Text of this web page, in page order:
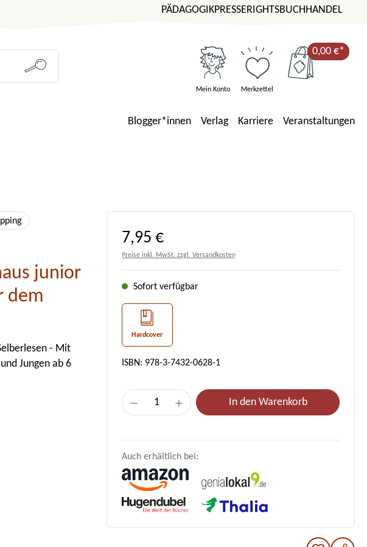
PÄDAGOGIKPRESSERIGHTSBUCHHANDEL
Mein Konto Merkzettel
0,00 €*
Blogger*innen Verlag Karriere Veranstaltungen
junior
dem
- Mit
Jungen ab 6
Regulärer Preis:
7,95 €
Preise inkl. MwSt. zzgl. Versandkosten
Sofort verfügbar
Hardcover
ISBN: 978-3-7432-0628-1
Produkt Anzahl: Gib den gewünschten
In den Warenkorb
Auch erhältlich bei: